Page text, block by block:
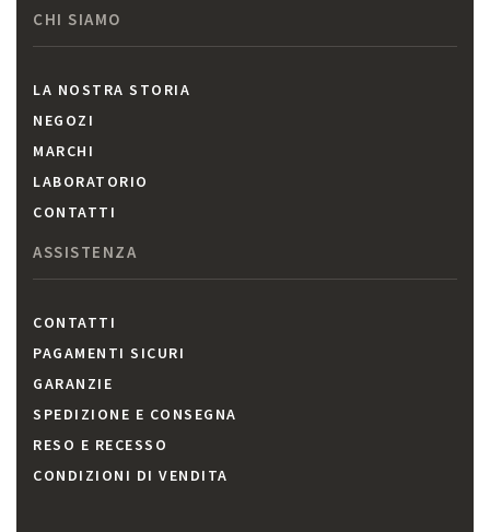
CHI SIAMO
LA NOSTRA STORIA
NEGOZI
MARCHI
LABORATORIO
CONTATTI
ASSISTENZA
CONTATTI
PAGAMENTI SICURI
GARANZIE
SPEDIZIONE E CONSEGNA
RESO E RECESSO
CONDIZIONI DI VENDITA